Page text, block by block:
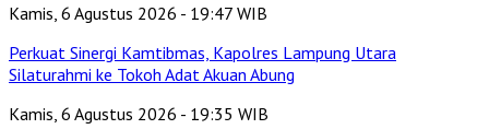
Kamis, 6 Agustus 2026 - 19:47 WIB
Perkuat Sinergi Kamtibmas, Kapolres Lampung Utara
Silaturahmi ke Tokoh Adat Akuan Abung
Kamis, 6 Agustus 2026 - 19:35 WIB